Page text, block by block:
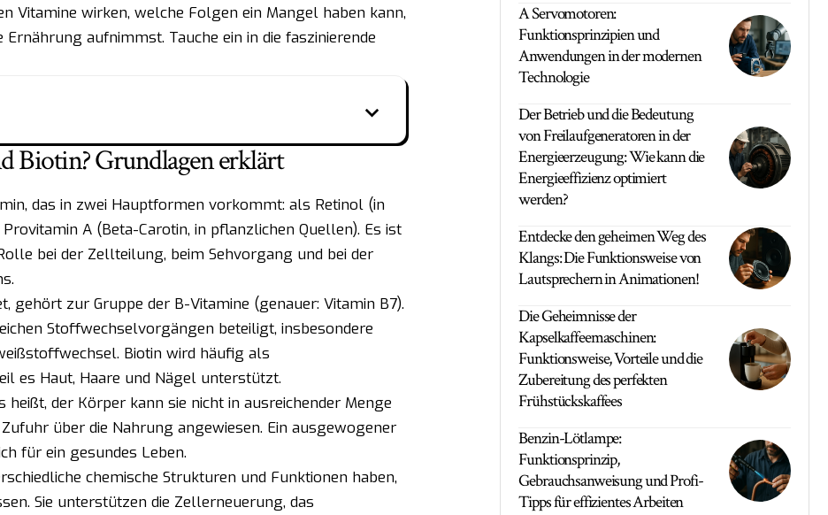
Vitamine wirken, welche Folgen ein Mangel haben kann,
aufnimmst. Tauche ein in die faszinierende
Biotin? Grundlagen erklärt
das in zwei Hauptformen vorkommt: als Retinol (in
A (Beta-Carotin, in pflanzlichen Quellen). Es ist
bei der Zellteilung, beim Sehvorgang und bei der
gehört zur Gruppe der B-Vitamine (genauer: Vitamin B7).
Stoffwechselvorgängen beteiligt, insbesondere
Biotin wird häufig als
es Haut, Haare und Nägel unterstützt.
heißt, der Körper kann sie nicht in ausreichender Menge
über die Nahrung angewiesen. Ein ausgewogener
für ein gesundes Leben.
chemische Strukturen und Funktionen haben,
Sie unterstützen die Zellerneuerung, das
A Servomotoren:
Funktionsprinzipien und
Anwendungen in der modernen
Technologie
Der Betrieb und die Bedeutung
von Freilaufgeneratoren in der
Energieerzeugung: Wie kann die
Energieeffizienz optimiert
werden?
Entdecke den geheimen Weg des
Klangs: Die Funktionsweise von
Lautsprechern in Animationen!
Die Geheimnisse der
Kapselkaffeemaschinen:
Funktionsweise, Vorteile und die
Zubereitung des perfekten
Frühstückskaffees
Benzin-Lötlampe:
Funktionsprinzip,
Gebrauchsanweisung und Profi-
Tipps für effizientes Arbeiten